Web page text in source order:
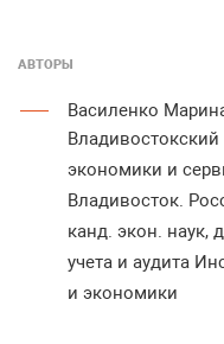
АВТОРЫ
Василенко
Владивостокский
экономики и
Владивосток.
канд. экон. наук,
учета и аудита
и экономики